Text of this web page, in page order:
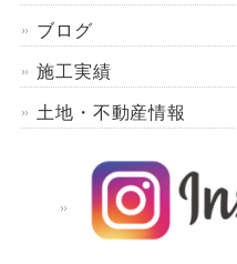
ブログ
施工実績
土地・不動産情報